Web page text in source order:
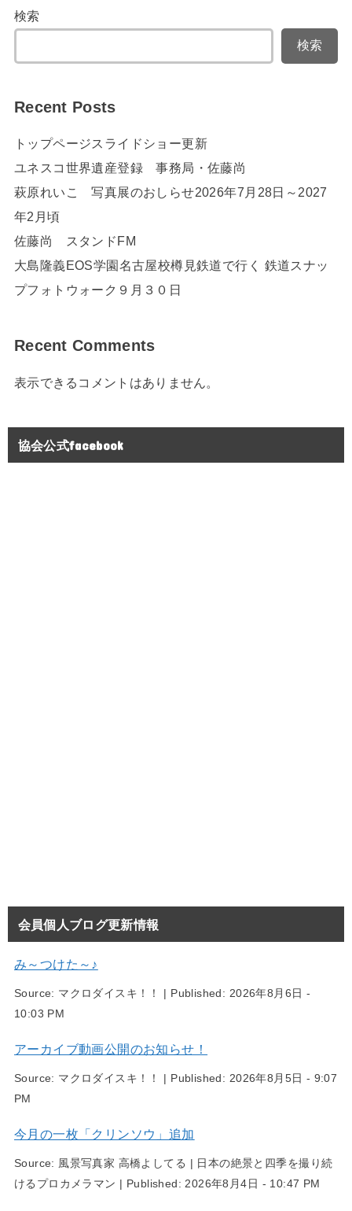
検索
検索
Recent Posts
トップページスライドショー更新
ユネスコ世界遺産登録 事務局・佐藤尚
萩原れいこ 写真展のおしらせ2026年7月28日～2027
年2月頃
佐藤尚 スタンドFM
大島隆義EOS学園名古屋校樽見鉄道で行く 鉄道スナッ
プフォトウォーク９月３０日
Recent Comments
表示できるコメントはありません。
協会公式facebook
会員個人ブログ更新情報
み～つけた～♪
Source: マクロダイスキ！！ | Published: 2026年8月6日 -
10:03 PM
アーカイブ動画公開のお知らせ！
Source: マクロダイスキ！！ | Published: 2026年8月5日 - 9:07
PM
今月の一枚「クリンソウ」追加
Source: 風景写真家 高橋よしてる | 日本の絶景と四季を撮り続
けるプロカメラマン | Published:2026年8月4日 - 10:47 PM